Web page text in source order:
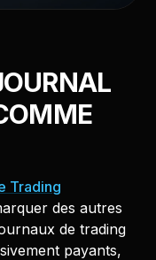
Trading
des autres
de trading
payants,